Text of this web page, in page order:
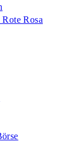
Rosa